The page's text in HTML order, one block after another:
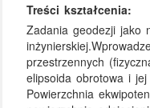
Treści kształcenia:
Zadania geodezji jako
przestrzennych
elipsoida obrotowa i jej
Powierzchnia